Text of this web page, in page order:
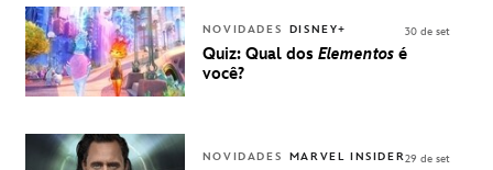
DISNEY
NOVIDADES DISNEY+
Quiz: Qual dos Elementos é
você?
30 de set
NOVIDADES MARVEL INSIDER29 de set